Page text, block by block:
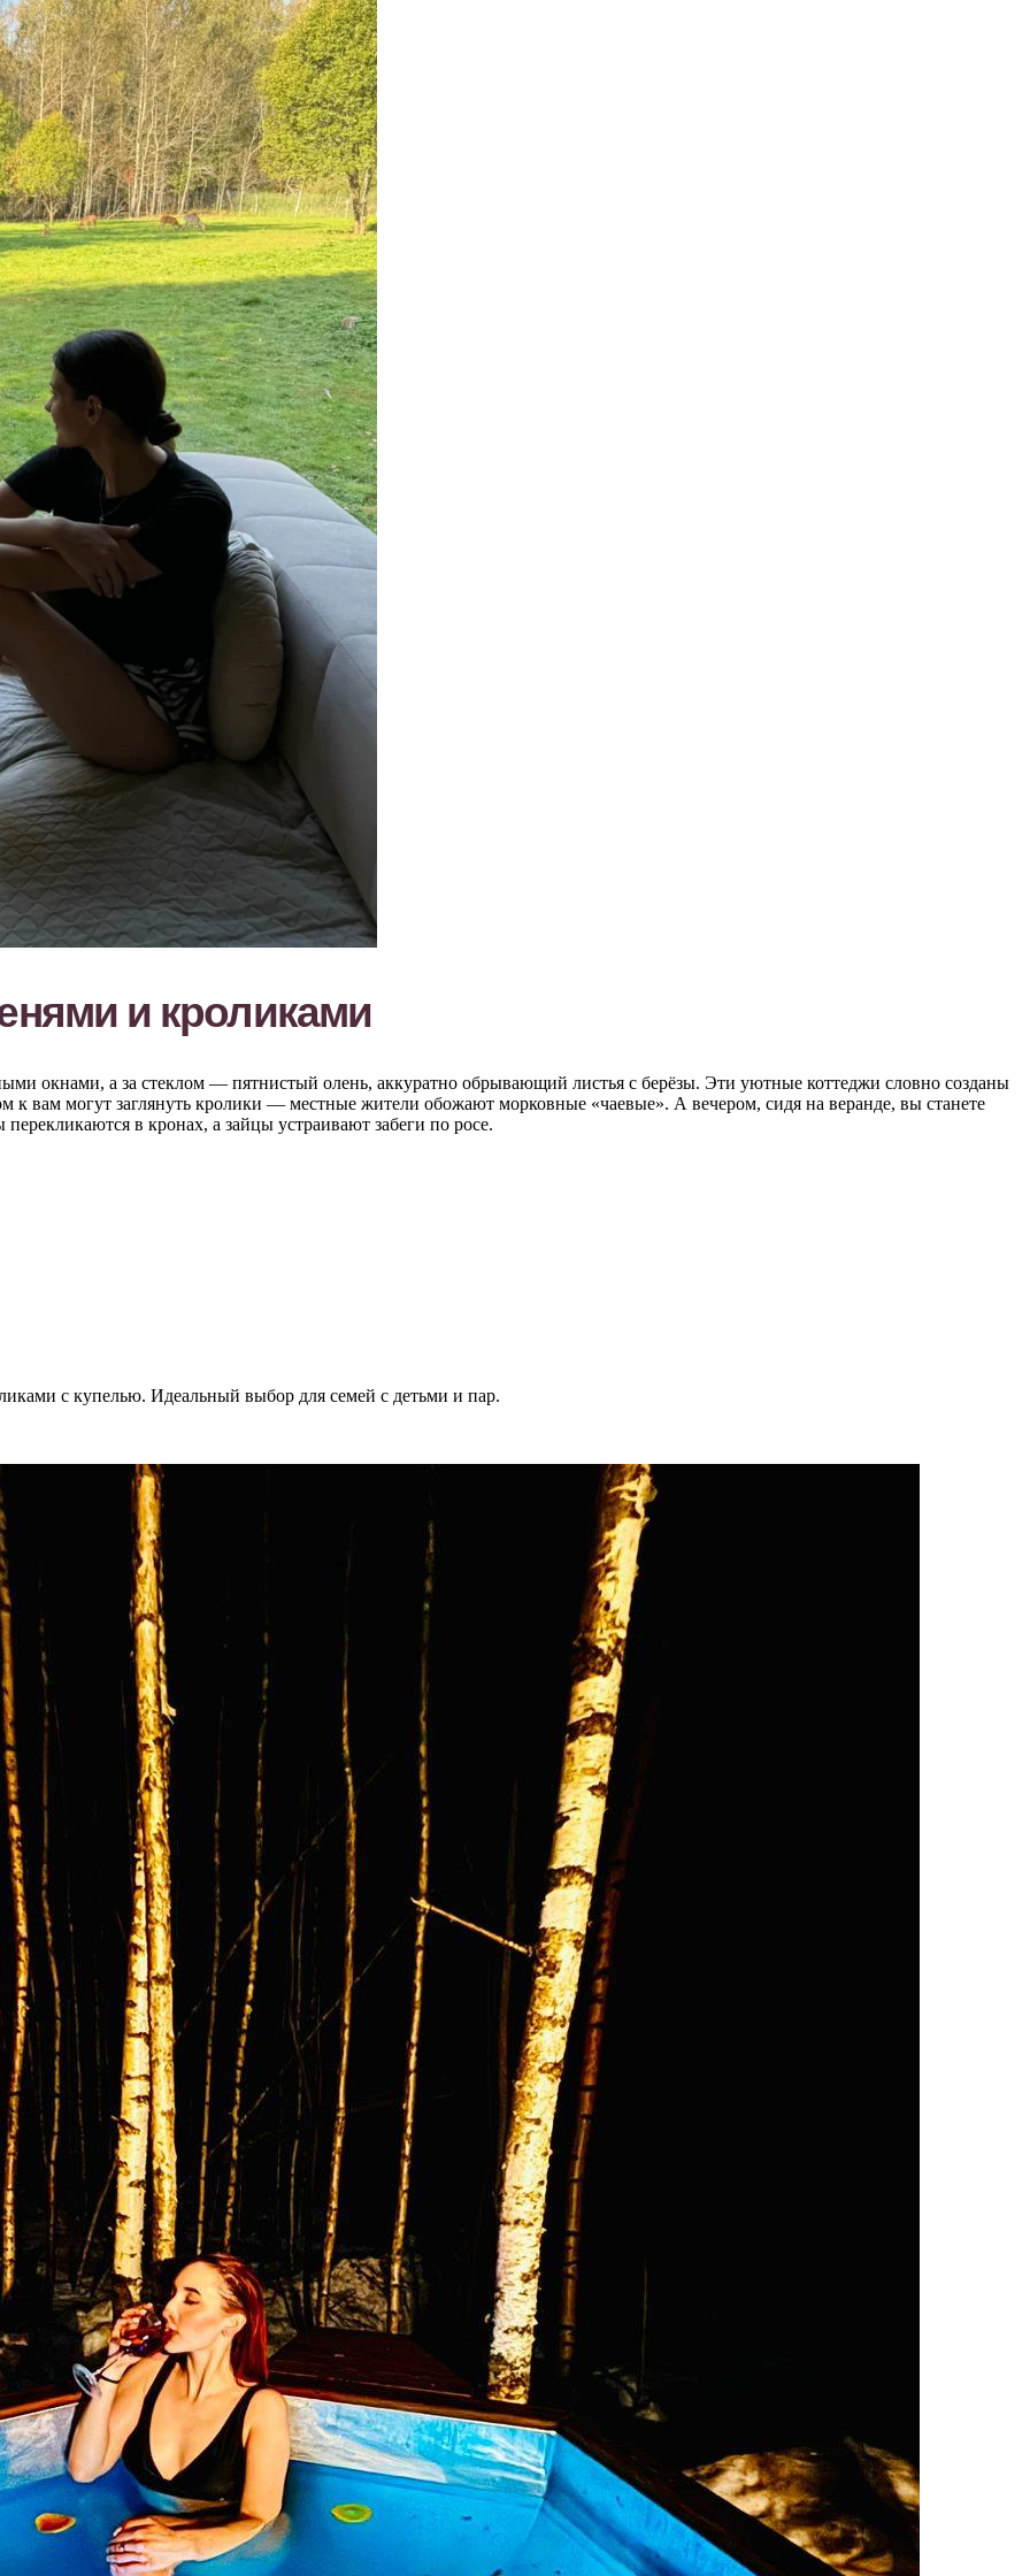
и кроликами
окнами, а за стеклом — пятнистый олень, аккуратно обрывающий листья с берёзы. Эти уютные коттеджи словно созданы
к вам могут заглянуть кролики — местные жители обожают морковные «чаевые». А вечером, сидя на веранде, вы станете
в кронах, а зайцы устраивают забеги по росе.
с купелью. Идеальный выбор для семей с детьми и пар.